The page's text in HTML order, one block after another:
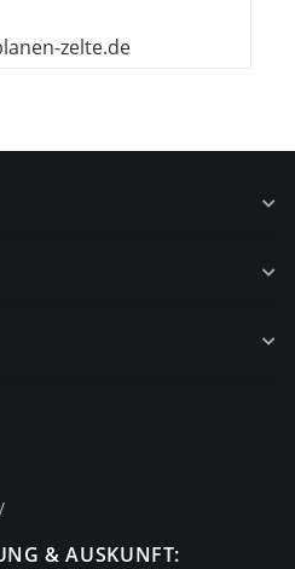
zelte.de
& AUSKUNFT: